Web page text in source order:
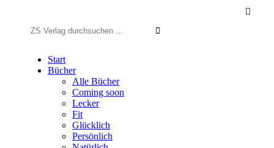

nach:
Start
Bücher
Alle Bücher
Coming soon
Lecker
Fit
Glücklich
Persönlich